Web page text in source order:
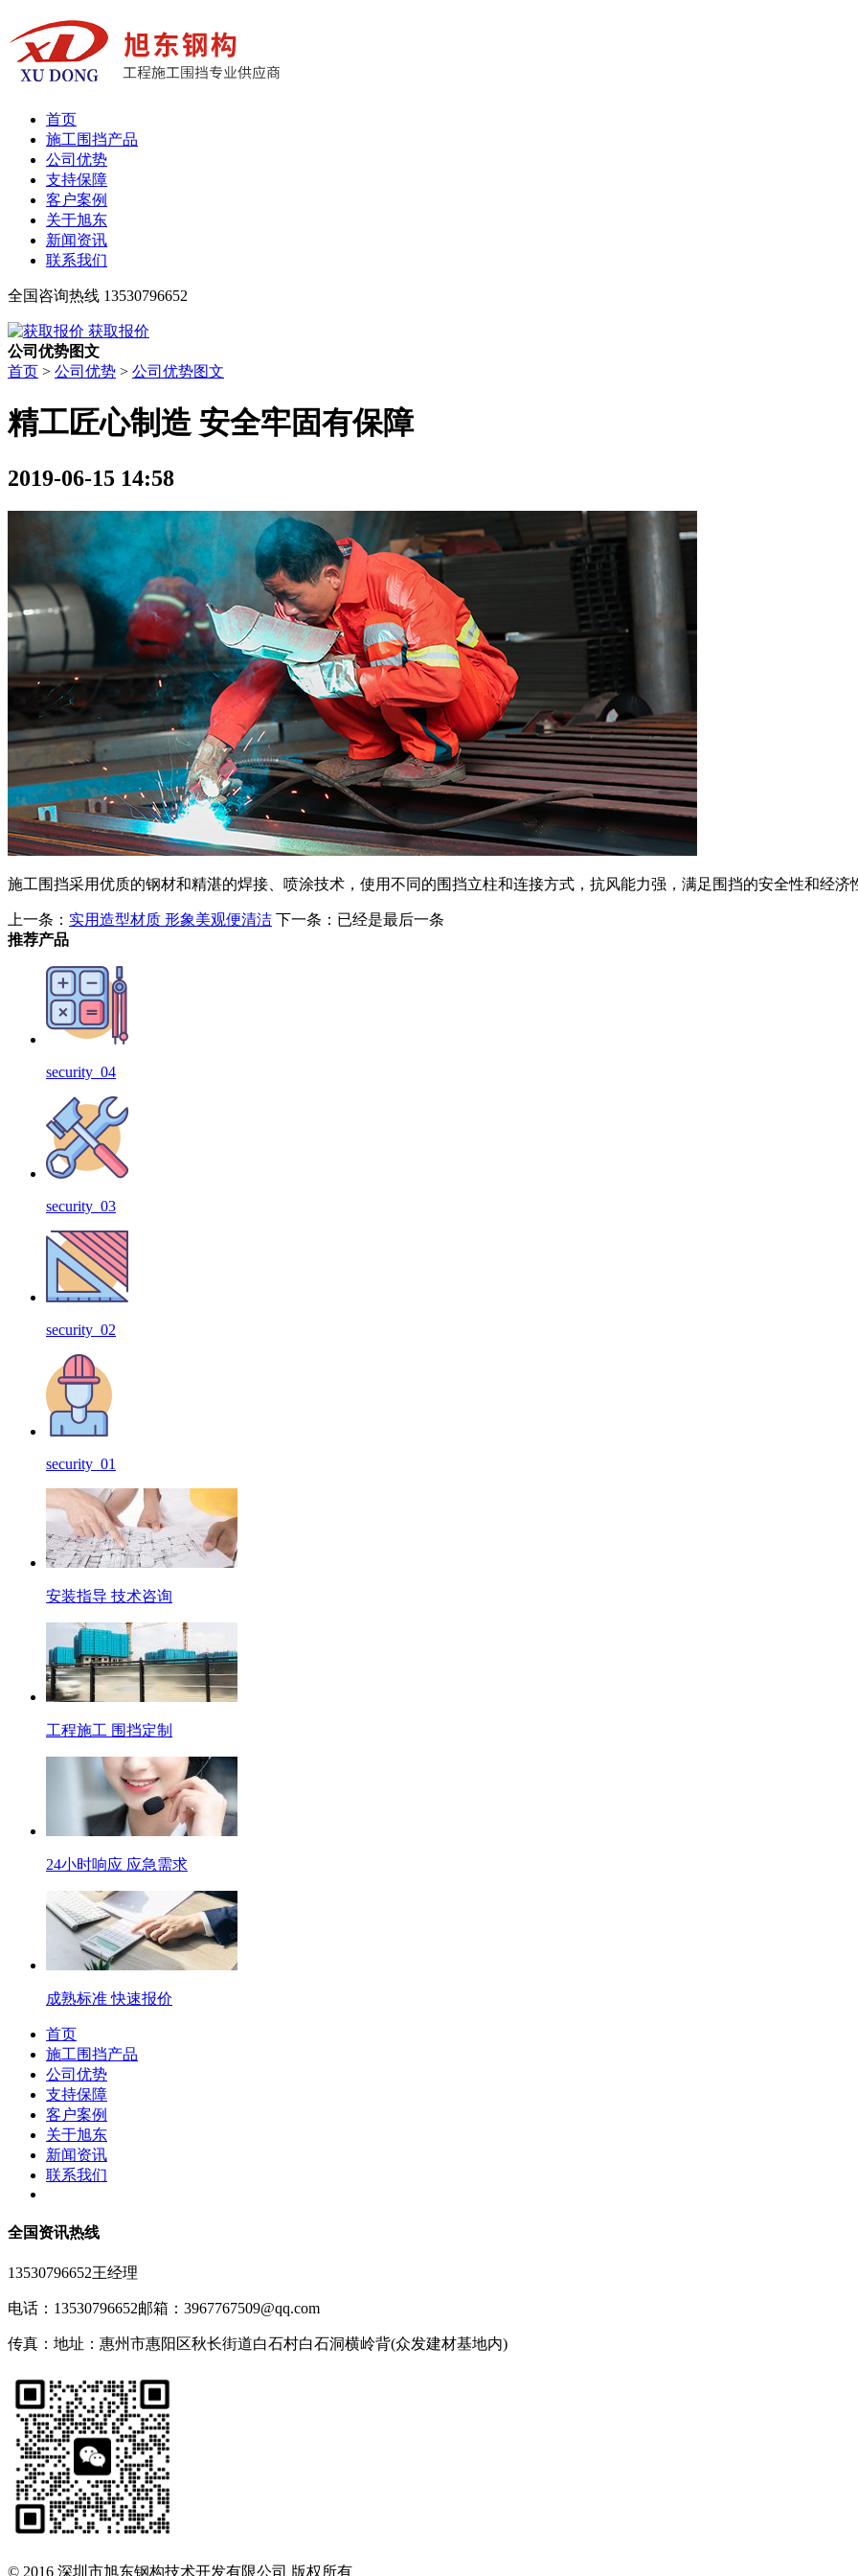
首页
施工围挡产品
公司优势
支持保障
客户案例
关于旭东
新闻资讯
联系我们
全国咨询热线 13530796652
获取报价
公司优势图文
首页 > 公司优势 > 公司优势图文
精工匠心制造 安全牢固有保障
2019-06-15 14:58
施工围挡采用优质的钢材和精湛的焊接、喷涂技术，使用不同的围挡立柱和连接方式，抗风能力强，满足围挡的安全性和经济
上一条： 实用造型材质 形象美观便清洁 下一条：已经是最后一条
推荐产品
security_04
security_03
security_02
security_01
安装指导 技术咨询
工程施工 围挡定制
24小时响应 应急需求
成熟标准 快速报价
首页
施工围挡产品
公司优势
支持保障
客户案例
关于旭东
新闻资讯
联系我们
全国资讯热线
13530796652王经理
电话：13530796652邮箱：3967767509@qq.com
传真： 地址：惠州市惠阳区秋长街道白石村白石洞横岭背(众发建材基地内)
© 2016 深圳市旭东钢构技术开发有限公司 版权所有